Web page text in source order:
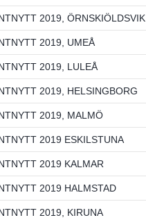
2019, ÖRNSKIÖLDSVIK
2019, UMEÅ
2019, LULEÅ
2019, HELSINGBORG
2019, MALMÖ
2019 ESKILSTUNA
2019 KALMAR
2019 HALMSTAD
2019, KIRUNA